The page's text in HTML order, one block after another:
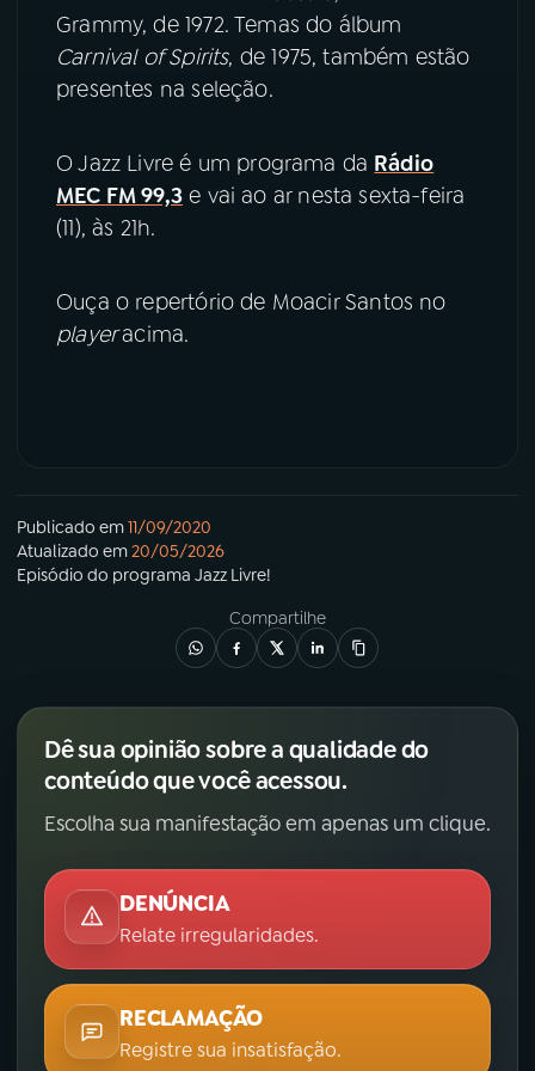
Grammy, de 1972. Temas do álbum
Carnival of Spirits, de 1975, também estão
presentes na seleção.
O Jazz Livre é um programa da Rádio
MEC FM 99,3e vai ao ar nesta sexta-feira
(11), às 21h.
Ouça o repertório de Moacir Santos no
playeracima.
Publicado em11/09/2020
Atualizado em20/05/2026
Episódio do programa Jazz Livre!
Compartilhe
Dê sua opinião sobre a qualidade do
conteúdo que você acessou.
Escolha sua manifestação em apenas um clique.
DENÚNCIA
Relate irregularidades.
RECLAMAÇÃO
Registre sua insatisfação.